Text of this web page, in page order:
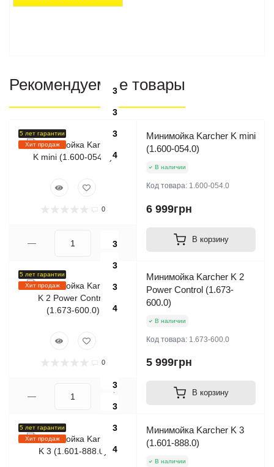
Рекомендуемые товары
5 лет гарантии
Хит продаж
3
3
3
4
0
Минимойка Karcher K mini
(1.600-054.0)
В наличии
Код товара: 1.600-054.0
6 999грн
В корзину
5 лет гарантии
Хит продаж
3
3
3
4
0
Минимойка Karcher K 2
Power Control (1.673-
600.0)
В наличии
Код товара: 1.673-600.0
5 999грн
В корзину
5 лет гарантии
Хит продаж
3
3
3
4
Минимойка Karcher K 3
(1.601-888.0)
В наличии